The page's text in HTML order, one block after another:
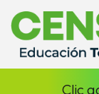
Clic